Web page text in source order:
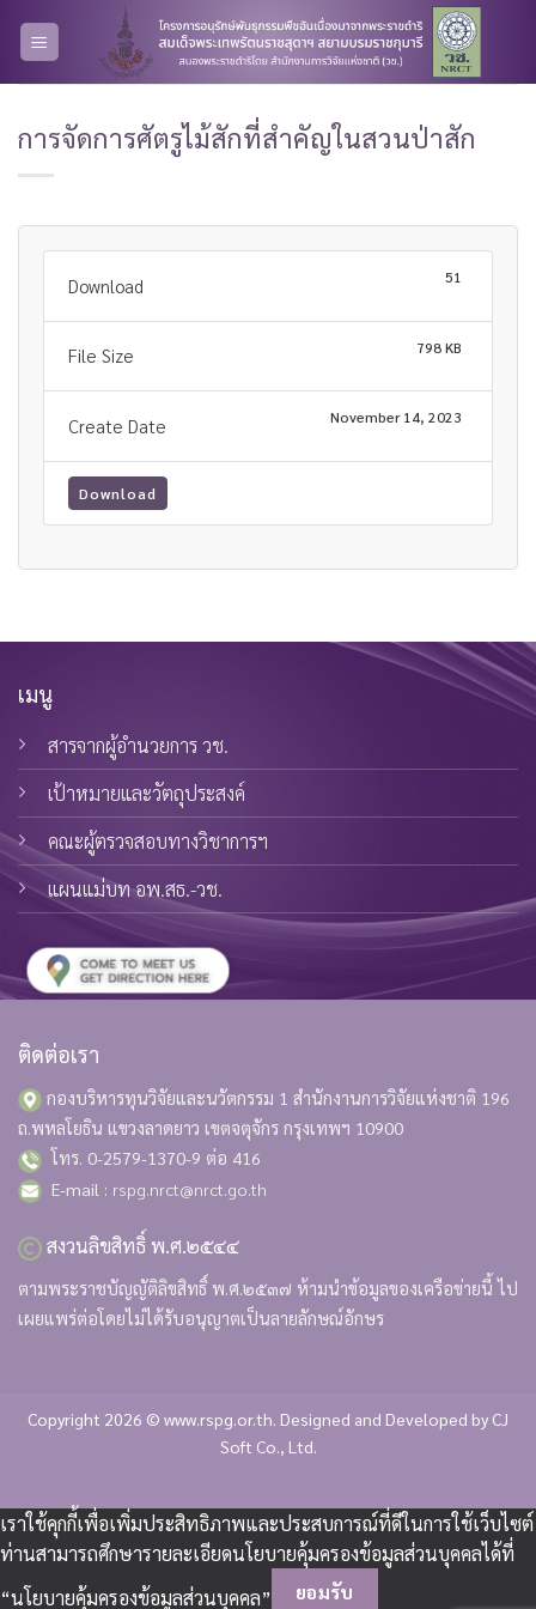
การจัดการศัตรูไม้สักที่สำคัญในสวนป่าสัก
Download 51
File Size 798 KB
Create Date November 14, 2023
Download
เมนู
สารจากผู้อำนวยการ วช.
เป้าหมายและวัตถุประสงค์
คณะผู้ตรวจสอบทางวิชาการฯ
แผนแม่บท อพ.สธ.-วช.
ติดต่อเรา
กองบริหารทุนวิจัยและนวัตกรรม 1 สำนักงานการวิจัยแห่งชาติ 196
ถ.พหลโยธิน แขวงลาดยาว เขตจตุจักร กรุงเทพฯ 10900
โทร. 0-2579-1370-9 ต่อ 416
E-mail : rspg.nrct@nrct.go.th
สงวนลิขสิทธิ์ พ.ศ.๒๕๔๔
ตามพระราชบัญญัติลิขสิทธิ์ พ.ศ.๒๕๓๗ ห้ามนำข้อมูลของเครือข่ายนี้ ไป
เผยแพร่ต่อโดยไม่ได้รับอนุญาตเป็นลายลักษณ์อักษร
Copyright 2026 © www.rspg.or.th. Designed and Developed by CJ
Soft Co., Ltd.
เราใช้คุกกี้เพื่อเพิ่มประสิทธิภาพและประสบการณ์ที่ดีในการใช้เว็บไซต์
ท่านสามารถศึกษารายละเอียดนโยบายคุ้มครองข้อมูลส่วนบุคคลได้ที่
“นโยบายคุ้มครองข้อมูลส่วนบุคคล”
ยอมรับ